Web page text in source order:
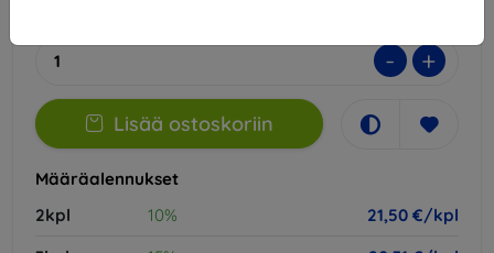
- +
Lisää ostoskoriin
Määräalennukset
2kpl
10%
21,50 €/kpl